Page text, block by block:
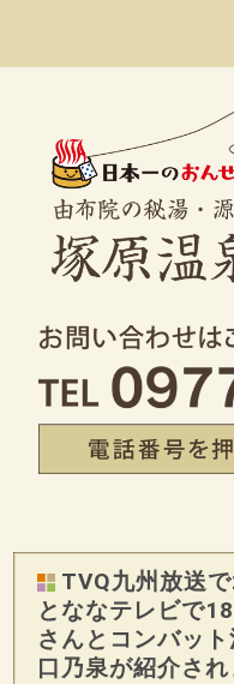
TVQ九州放送
とななテレビで
さんとコンバッ
口乃泉が紹介され